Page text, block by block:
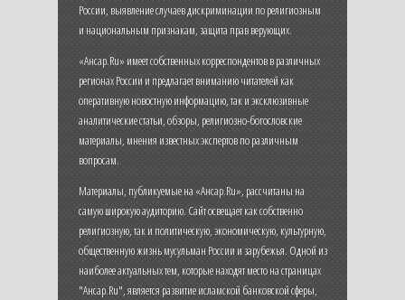
России, выявление случаев дискриминации по религиозным
и национальным признакам, защита прав верующих.
«Ансар.Ru» имеет собственных корреспондентов в различных
регионах России и предлагает вниманию читателей как
оперативную новостную информацию, так и эксклюзивные
аналитические статьи, обзоры, религиозно-богословские
материалы, мнения известных экспертов по различным
вопросам.
Материалы, публикуемые на «Ансар.Ru», рассчитаны на
самую широкую аудиторию. Сайт освещает как собственно
религиозную, так и политическую, экономическую, культурную,
общественную жизнь мусульман России и зарубежья. Одной из
наиболее актуальных тем, которые находят место на страницах
"Ансар.Ru", является развитие исламской банковской сферы,